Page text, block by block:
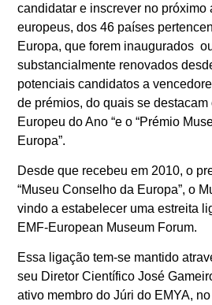
candidatar e inscrever no próximo
europeus, dos 46 países
Europa, que forem inaugurados
substancialmente renovados
potenciais candidatos a
de prémios, do quais se destacam
Europeu do Ano “e o “Prémio
Europa”.
Desde que recebeu em 2010, o
“Museu Conselho da Europa”, o
vindo a estabelecer uma estreita
EMF-European Museum Forum.
Essa ligação tem-se mantido
seu Diretor Científico José
ativo membro do Júri do EMYA,